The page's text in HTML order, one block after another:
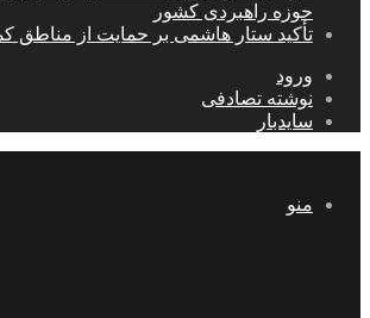
حوزه راهبردی کشور
تأکید ستار هاشمی بر حمایت از مناطق
ورود
نوشته تصادفی
سایدبار
منو